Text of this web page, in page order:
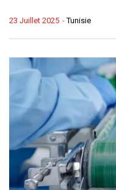
-Tunisie
23 Juillet 2025